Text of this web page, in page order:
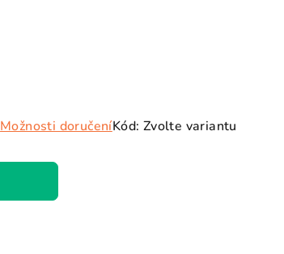
Možnosti doručeníKód: Zvolte variantu